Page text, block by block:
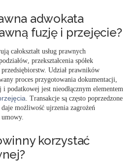
adwokata
fuzję i przejęcie?
całokształt usług prawnych
przekształcenia spółek
przedsiębiorstw. Udział prawników
proces przygotowania dokumentacji,
podatkowej jest nieodłącznym elementem
. Transakcje są często poprzedzone
daje możliwość ujrzenia zagrożeń
korzystać